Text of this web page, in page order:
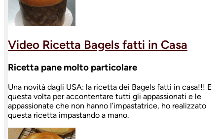
Video Ricetta Bagels fatti in Casa
Ricetta pane molto particolare
Una novità dagli USA: la ricetta dei Bagels fatti in casa!!! E
questa volta per accontentare tutti gli appassionati e le
appassionate che non hanno l’impastatrice, ho realizzato
questa ricetta impastando a mano.